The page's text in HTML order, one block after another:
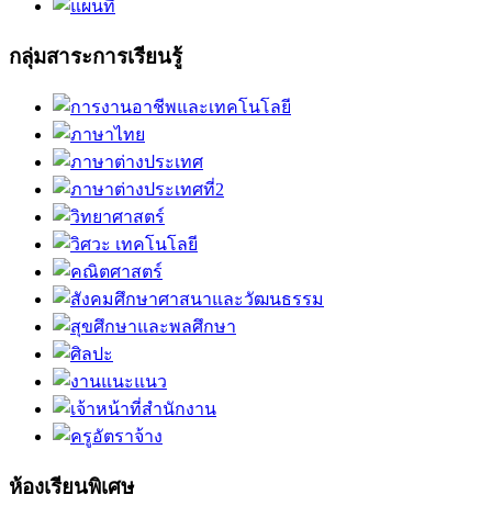
กลุ่มสาระการเรียนรู้
ห้องเรียนพิเศษ